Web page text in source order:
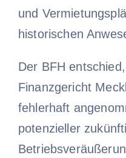
und
historischen
Der BFH
Finanzgericht
fehlerhaft
potenzieller